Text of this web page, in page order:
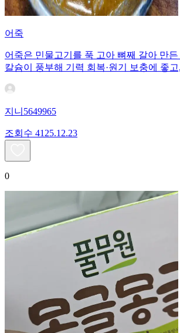
어죽
어죽은 민물고기를 푹 고아 뼈째 갈아 만
칼슘이 풍부해 기력 회복·원기 보충에 좋
지니5649965
조회수 41 25.12.23
0